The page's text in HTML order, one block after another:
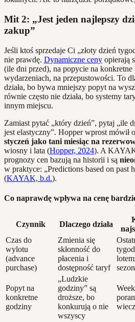
Mit 2: „Jest jeden najlepszy
zakup”
Jeśli ktoś sprzedaje Ci „złoty dzień
nie prawdę. Dynamiczne ceny opierają
(ile dni przed), na popycie na konkretne
wydarzeniach, na przepustowości. To
działa, bo bywa mniejszy popyt na
równie często nie działa, bo systemy
innym miejscu.
Zamiast pytać „który dzień”, pytaj „ile
jest elastyczny”. Hopper wprost mówił
styczeń jako tani miesiąc na
wiosny i lata (Hopper, 2024). A
prognozy cen bazują na historii i są
w praktyce: „Predictions based on past
(KAYAK, b.d.).
Co naprawdę wpływa na cenę
Czynnik Dlaczego działa
Czas do
wylotu
(advance
purchase)
Zmienia się
skłonność do
płacenia i
dostępność taryf
Popyt na
konkretne
godziny
„Ludzkie
godziny” są
droższe, bo
konkurują o nie
wszyscy